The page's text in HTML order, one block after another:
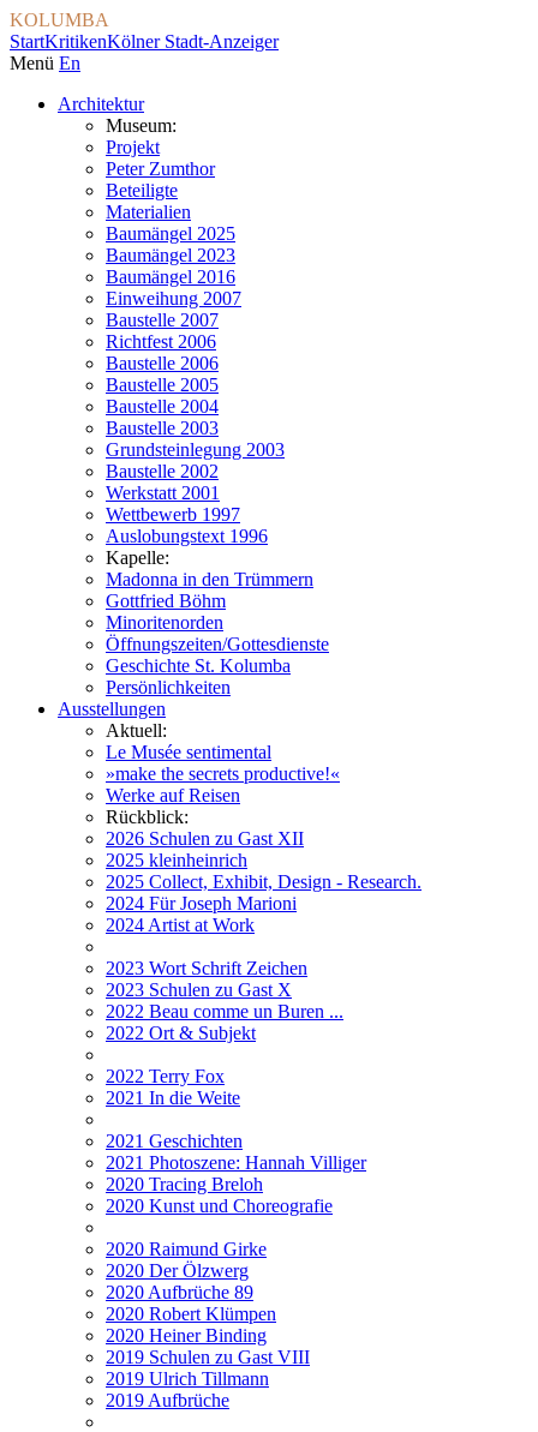
KOLUMBA
StartKritikenKölner Stadt-Anzeiger
Menü En
Architektur
Museum:
Projekt
Peter Zumthor
Beteiligte
Materialien
Baumängel 2025
Baumängel 2023
Baumängel 2016
Einweihung 2007
Baustelle 2007
Richtfest 2006
Baustelle 2006
Baustelle 2005
Baustelle 2004
Baustelle 2003
Grundsteinlegung 2003
Baustelle 2002
Werkstatt 2001
Wettbewerb 1997
Auslobungstext 1996
Kapelle:
Madonna in den Trümmern
Gottfried Böhm
Minoritenorden
Öffnungszeiten/Gottesdienste
Geschichte St. Kolumba
Persönlichkeiten
Ausstellungen
Aktuell:
Le Musée sentimental
»make the secrets productive!«
Werke auf Reisen
Rückblick:
2026 Schulen zu Gast XII
2025 kleinheinrich
2025 Collect, Exhibit, Design - Research.
2024 Für Joseph Marioni
2024 Artist at Work
2023 Wort Schrift Zeichen
2023 Schulen zu Gast X
2022 Beau comme un Buren ...
2022 Ort & Subjekt
2022 Terry Fox
2021 In die Weite
2021 Geschichten
2021 Photoszene: Hannah Villiger
2020 Tracing Breloh
2020 Kunst und Choreografie
2020 Raimund Girke
2020 Der Ölzwerg
2020 Aufbrüche 89
2020 Robert Klümpen
2020 Heiner Binding
2019 Schulen zu Gast VIII
2019 Ulrich Tillmann
2019 Aufbrüche